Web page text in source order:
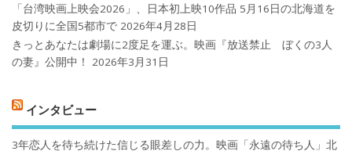
「台湾映画上映会2026」、日本初上映10作品 5月16日の北海道を
皮切りに全国5都市で 2026年4月28日
きっとあなたは劇場に2度足を運ぶ。映画『放送禁止 ぼくの3人
の妻』公開中！
2026年3月31日
インタビュー
3年恋人を待ち続けた信じる眼差しの力。映画「永遠の待ち人」北